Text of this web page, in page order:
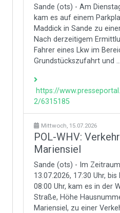
Sande (ots) - Am
kam es auf einem
Maddick in Sande zu
Nach derzeitigem
Fahrer eines Lkw im
Grundstückszufahrt und ...
https://
2/6315185
Mittwoch, 15.07.2026
POL-WHV:
Mariensiel
Sande (ots) - Im
13.07.2026, 17:30 Uhr,
08:00 Uhr, kam es in der
Straße, Höhe
Mariensiel, zu einer